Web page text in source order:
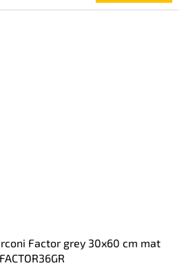
Factor grey 30x60 cm mat
FACTOR36GR